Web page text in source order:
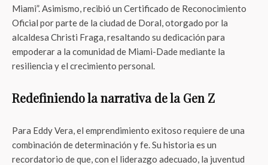
Miami”. Asimismo, recibió un Certificado de Reconocimiento
Oficial por parte de la ciudad de Doral, otorgado por la
alcaldesa Christi Fraga, resaltando su dedicación para
empoderar a la comunidad de Miami-Dade mediante la
resiliencia y el crecimiento personal.
Redefiniendo la narrativa de la Gen Z
Para Eddy Vera, el emprendimiento exitoso requiere de una
combinación de determinación y fe. Su historia es un
recordatorio de que, con el liderazgo adecuado, la juventud